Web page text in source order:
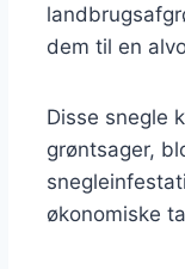
dem til en
Disse snegle
grøntsager,
økonomiske